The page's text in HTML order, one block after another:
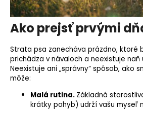
Ako prejsť prvými
Strata psa zanecháva prázdno, ktoré
prichádza v návaloch a neexistuje naň
Neexistuje ani „správny“ spôsob, ako
môže:
Malá rutina. Základná
krátky pohyb) udrží vašu myseľ